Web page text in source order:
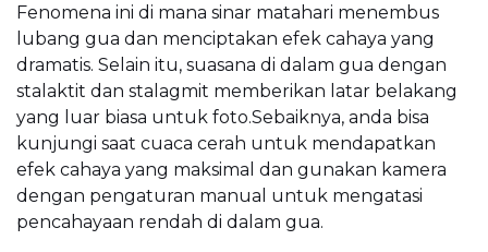
Fenomena ini di mana sinar matahari menembus
lubang gua dan menciptakan efek cahaya yang
dramatis. Selain itu, suasana di dalam gua dengan
stalaktit dan stalagmit memberikan latar belakang
yang luar biasa untuk foto.Sebaiknya, anda bisa
kunjungi saat cuaca cerah untuk mendapatkan
efek cahaya yang maksimal dan gunakan kamera
dengan pengaturan manual untuk mengatasi
pencahayaan rendah di dalam gua.